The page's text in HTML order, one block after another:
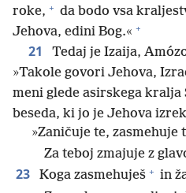
roke, + da bodo vsa
Jehova, edini Bog.« +
21
Tedaj je Izaija,
»Takole govori Jehova,
meni glede asirskega kralja
beseda, ki jo je Jehova
»Zaničuje te, zasmehuje
Za teboj zmajuje z
23 Koga zasmehuješ + in